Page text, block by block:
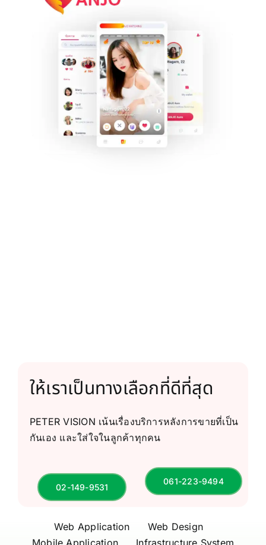
ให้เราเป็นทางเลือกที่ดีที่สุด
PETER VISION เน้นเรื่องบริการหลังการขายที่เป็น
กันเอง และใส่ใจในลูกค้าทุกคน
02-149-9531
061-223-9494
Web Application
Web Design